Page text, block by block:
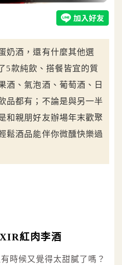
奶酒，還有什麼其他選
5款純飲、搭餐皆宜的質
酒、氣泡酒、葡萄酒、日
品都有；不論是與另一半
和親朋好友辦場年末歡聚
鬆酒品能伴你微醺快樂過
紅肉李酒
時候又覺得太甜膩了嗎？